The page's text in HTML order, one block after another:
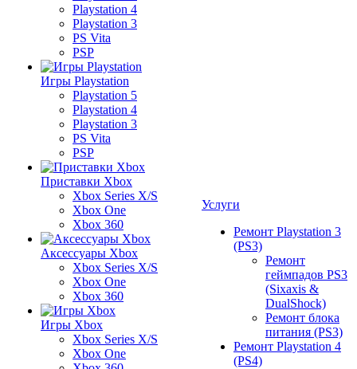
Playstation 4
Playstation 3
PS Vita
PSP
Игры Playstation
Playstation 5
Playstation 4
Playstation 3
PS Vita
PSP
Приставки Xbox
Xbox Series X/S
Xbox One
Xbox 360
Аксессуары Xbox
Xbox Series X/S
Xbox One
Xbox 360
Игры Xbox
Xbox Series X/S
Xbox One
Услуги
Ремонт Playstation 3
(PS3)
Ремонт
геймпадов PS3
(Sixaxis &
DualShock)
Ремонт блока
питания (PS3)
Ремонт Playstation 4
(PS4)